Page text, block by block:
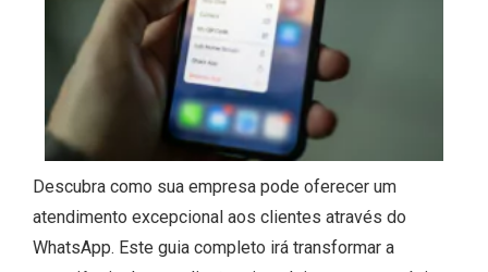
Descubra como sua empresa pode oferecer um
atendimento excepcional aos clientes através do
WhatsApp. Este guia completo irá transformar a